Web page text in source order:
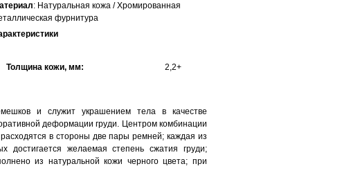
: Натуральная кожа / Хромированная
фурнитура
Толщина кожи, мм: 2,2+
и служит украшением тела в качестве
деформации груди. Центром комбинации
в стороны две пары ремней; каждая из
желаемая степень сжатия груди;
из натуральной кожи черного цвета; при